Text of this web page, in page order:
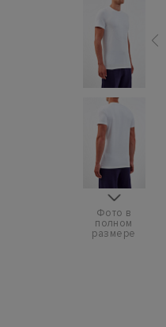
Фото в
полном
размере